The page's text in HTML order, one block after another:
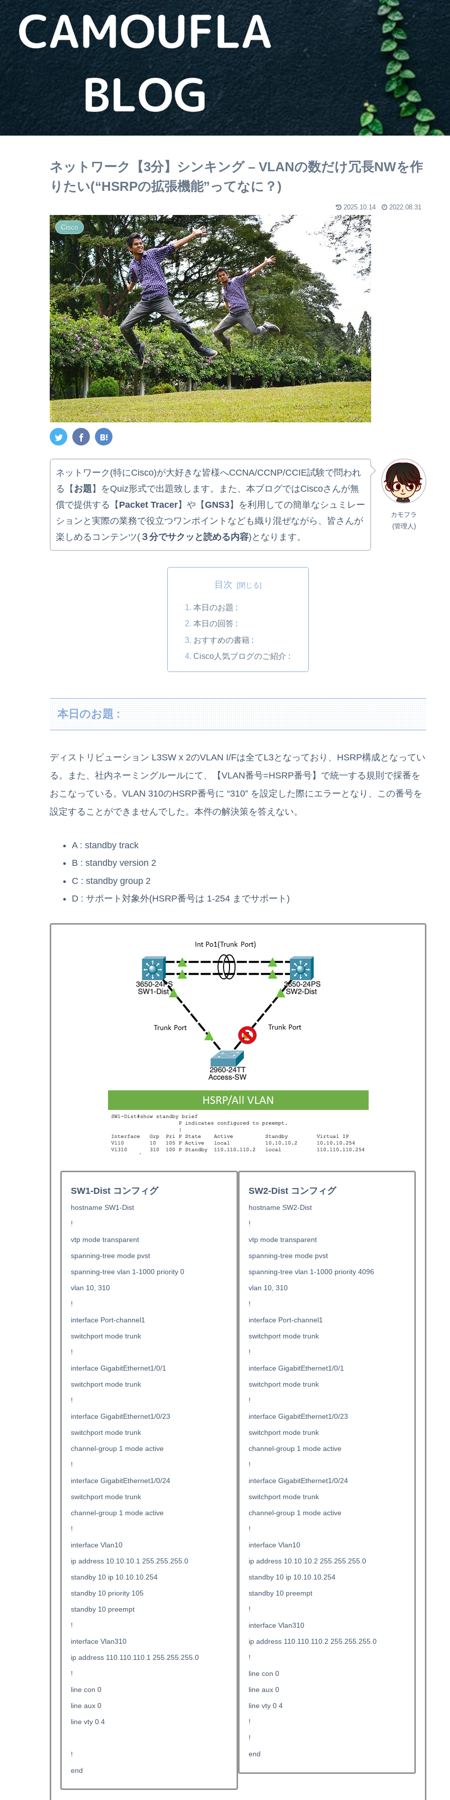
ネットワーク【3分】シンキング – VLANの数だけ冗長NWを作
りたい(“HSRPの拡張機能”ってなに？)
2025.10.14 2022.08.31
Cisco
カモフラ
(管理人)
ネットワーク(特にCisco)が大好きな皆様へCCNA/CCNP/CCIE試験で問われ
る【 お題 】をQuiz形式で出題致します。また、本ブログではCiscoさんが無
償で提供する【 Packet Tracer】や【GNS3】を利用しての簡単なシュミレー
ションと実際の業務で役立つワンポイントなども織り混ぜながら、皆さんが
楽しめるコンテンツ( ３分でサクッと読める内容)となります。
目次
本日のお題 :
本日の回答 :
おすすめの書籍 :
Cisco人気ブログのご紹介 :
本日のお題 :
ディストリビューション L3SW x 2のVLAN I/Fは全てL3となっており、HSRP構成となってい
る。また、社内ネーミングルールにて、【VLAN番号=HSRP番号】で統一する規則で採番を
おこなっている。VLAN 310のHSRP番号に “310” を設定した際にエラーとなり、この番号を
設定することができませんでした。本件の解決策を答えない。
A : standby track
B : standby version 2
C : standby group 2
D : サポート対象外(HSRP番号は 1-254 までサポート)
SW1-Dist コンフィグ
hostname SW1-Dist
!
vtp mode transparent
spanning-tree mode pvst
spanning-tree vlan 1-1000 priority 0
vlan 10, 310
!
interface Port-channel1
switchport mode trunk
!
interface GigabitEthernet1/0/1
switchport mode trunk
!
interface GigabitEthernet1/0/23
switchport mode trunk
channel-group 1 mode active
!
interface GigabitEthernet1/0/24
switchport mode trunk
channel-group 1 mode active
!
interface Vlan10
ip address 10.10.10.1 255.255.255.0
standby 10 ip 10.10.10.254
standby 10 priority 105
standby 10 preempt
!
interface Vlan310
ip address 110.110.110.1 255.255.255.0
!
line con 0
line aux 0
line vty 0 4
!
end
SW2-Dist コンフィグ
hostname SW2-Dist
!
vtp mode transparent
spanning-tree mode pvst
spanning-tree vlan 1-1000 priority 4096
vlan 10, 310
!
interface Port-channel1
switchport mode trunk
!
interface GigabitEthernet1/0/1
switchport mode trunk
!
interface GigabitEthernet1/0/23
switchport mode trunk
channel-group 1 mode active
!
interface GigabitEthernet1/0/24
switchport mode trunk
channel-group 1 mode active
!
interface Vlan10
ip address 10.10.10.2 255.255.255.0
standby 10 ip 10.10.10.254
standby 10 preempt
!
interface Vlan310
ip address 110.110.110.2 255.255.255.0
!
line con 0
line aux 0
line vty 0 4
!
!
end